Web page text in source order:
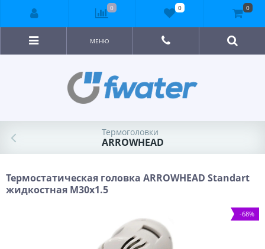
МЕНЮ
Термоголовки
ARROWHEAD
Термостатическая головка ARROWHEAD Standart
жидкостная M30x1.5
-68%
0 0 0